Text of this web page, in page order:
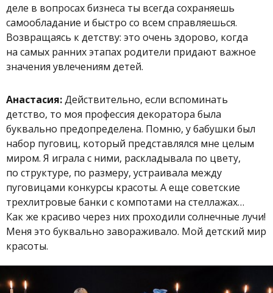
деле в вопросах бизнеса ты всегда сохраняешь
самообладание и быстро со всем справляешься.
Возвращаясь к детству: это очень здорово, когда
на самых ранних этапах родители придают важное
значения увлечениям детей.
Анастасия:Действительно, если вспоминать
детство, то моя профессия декоратора была
буквально предопределена. Помню, у бабушки был
набор пуговиц, который представлялся мне целым
миром. Я играла с ними, раскладывала по цвету,
по структуре, по размеру, устраивала между
пуговицами конкурсы красоты. А еще советские
трехлитровые банки с компотами на стеллажах…
Как же красиво через них проходили солнечные лучи!
Меня это буквально завораживало. Мой детский мир
красоты.